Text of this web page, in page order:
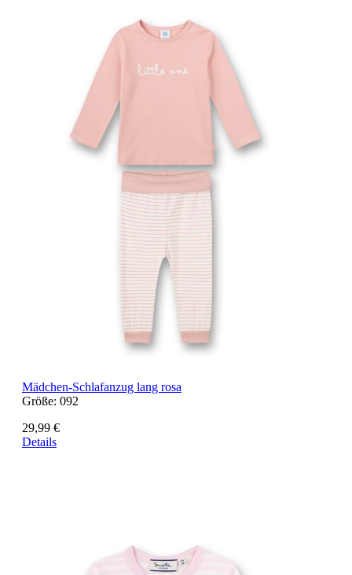
Mädchen-Schlafanzug lang rosa
Größe: 092
29,99 €
Details